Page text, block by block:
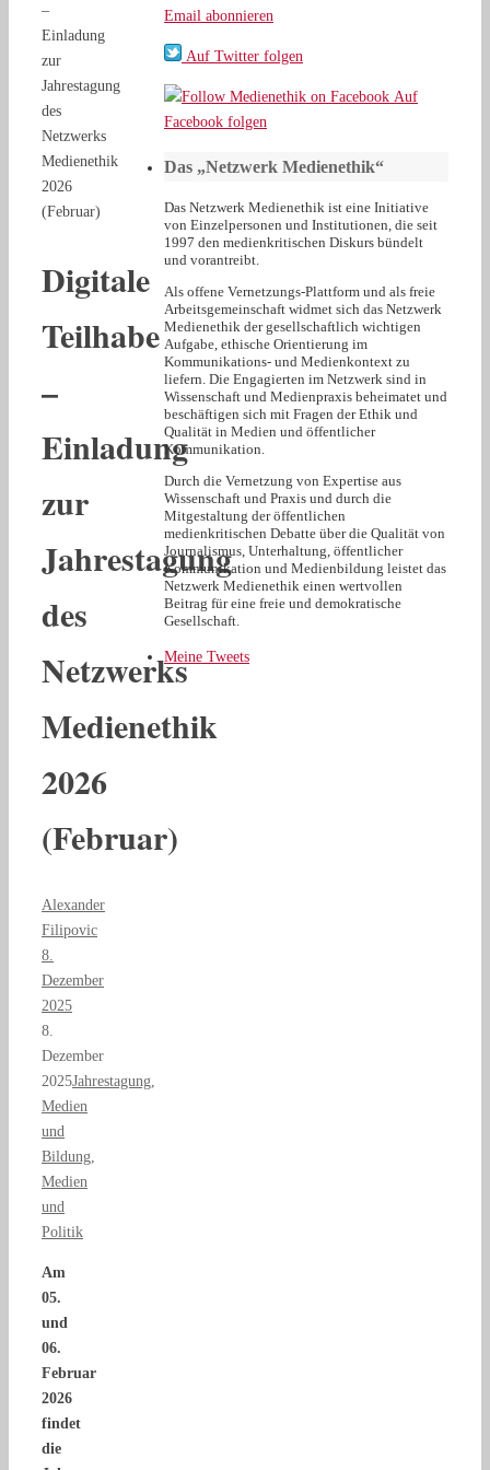
–
Einladung
zur
Jahrestagung
des
Netzwerks
Medienethik
2026
(Februar)
Digitale
Teilhabe
–
Einladung
zur
Jahrestagung
des
Netzwerks
Medienethik
2026
(Februar)
Alexander
Filipovic
8.
Dezember
2025
8.
Dezember
2025Jahrestagung
Medien
und
Bildung
Medien
und
Politik
Am
05.
und
06.
Februar
2026
findet
die
Email abonnieren
Auf Twitter folgen
Auf
Facebook folgen
Das „Netzwerk Medienethik“
Das Netzwerk Medienethik ist eine Initiative
von Einzelpersonen und Institutionen, die seit
1997 den medienkritischen Diskurs bündelt
und vorantreibt.
Als offene Vernetzungs-Plattform und als freie
Arbeitsgemeinschaft widmet sich das Netzwerk
Medienethik der gesellschaftlich wichtigen
Aufgabe, ethische Orientierung im
Kommunikations- und Medienkontext zu
liefern. Die Engagierten im Netzwerk sind in
Wissenschaft und Medienpraxis beheimatet und
beschäftigen sich mit Fragen der Ethik und
Qualität in Medien und öffentlicher
Kommunikation.
Durch die Vernetzung von Expertise aus
Wissenschaft und Praxis und durch die
Mitgestaltung der öffentlichen
medienkritischen Debatte über die Qualität von
Journalismus, Unterhaltung, öffentlicher
Kommunikation und Medienbildung leistet das
Netzwerk Medienethik einen wertvollen
Beitrag für eine freie und demokratische
Gesellschaft.
Meine Tweets